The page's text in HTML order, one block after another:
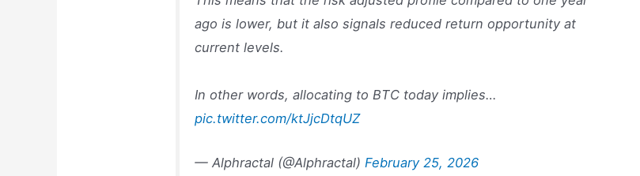
ago is lower, but it also signals reduced return opportunity at
current levels.
In other words, allocating to BTC today implies…
pic.twitter.com/ktJjcDtqUZ
— Alphractal (@Alphractal)February 25, 2026